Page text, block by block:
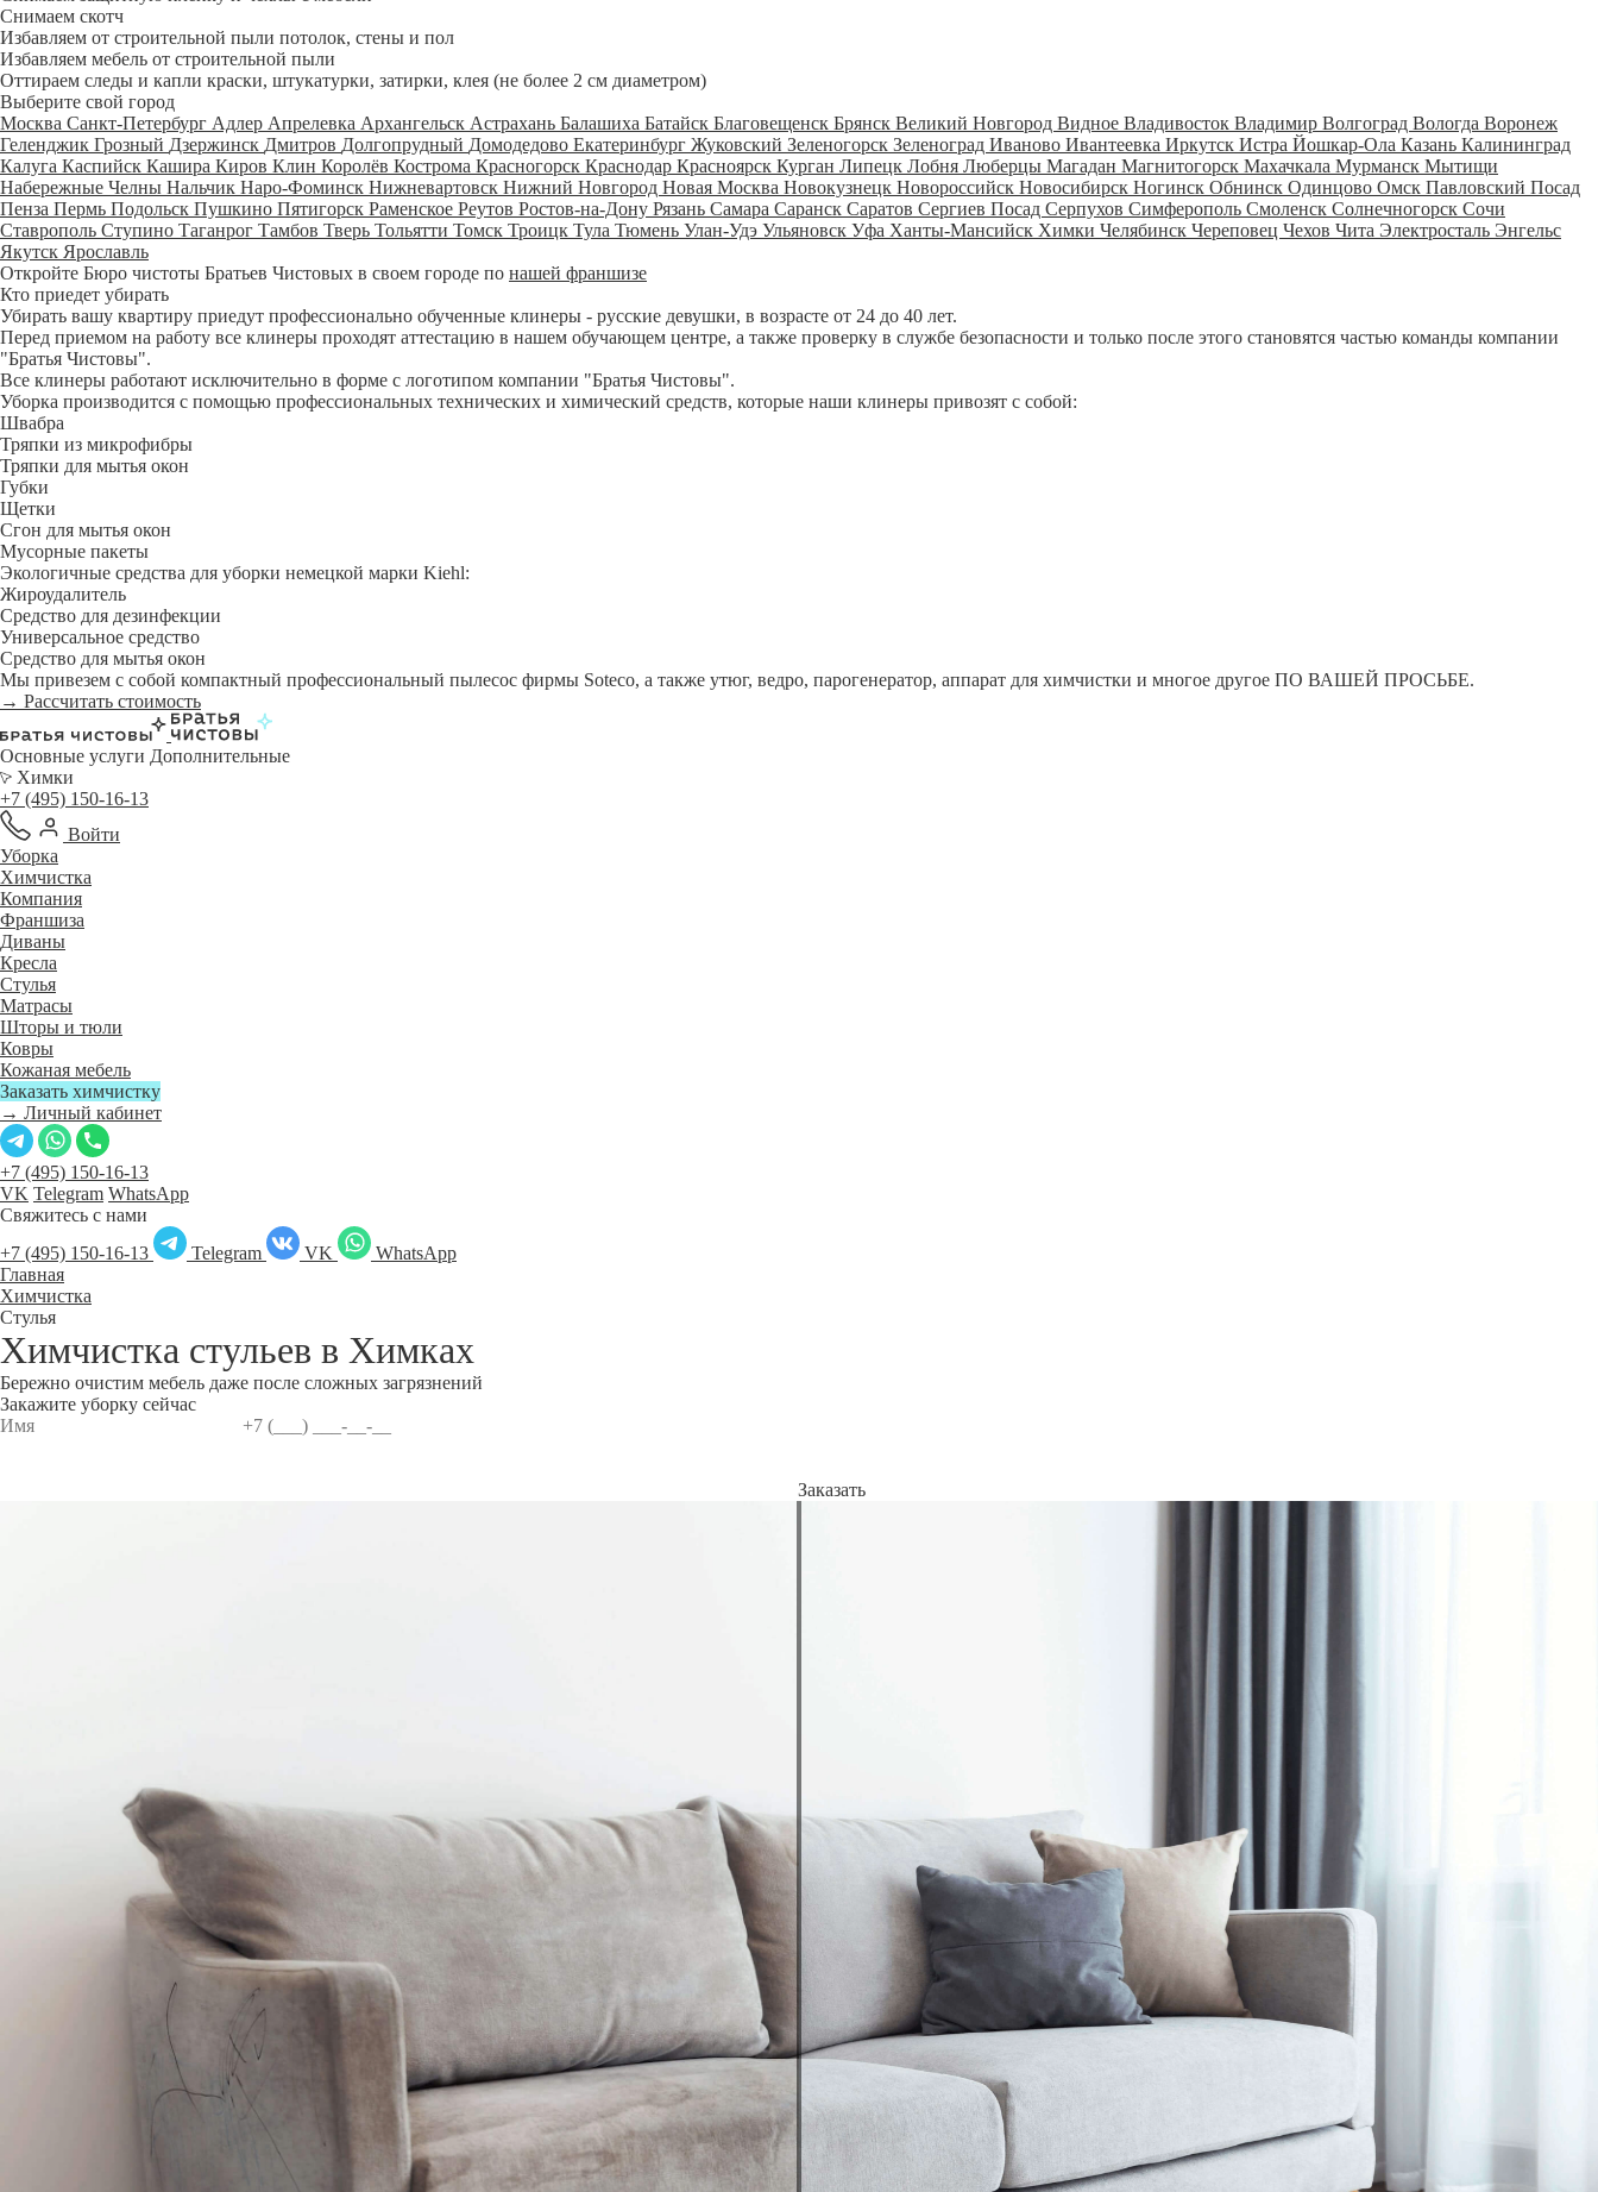
Снимаем скотч
Избавляем от строительной пыли потолок, стены и пол
Избавляем мебель от строительной пыли
Оттираем следы и капли краски, штукатурки, затирки, клея (не более 2 см диаметром)
Выберите свой город
Москва Санкт-Петербург Адлер Апрелевка Архангельск Астрахань Балашиха Батайск Благовещенск Брянск Великий Новгород Видное Владивосток Владимир Волгоград Вологда Воронеж
Геленджик Грозный Дзержинск Дмитров Долгопрудный Домодедово Екатеринбург Жуковский Зеленогорск Зеленоград Иваново Ивантеевка Иркутск Истра Йошкар-Ола Казань Калининград
Калуга Каспийск Кашира Киров Клин Королёв Кострома Красногорск Краснодар Красноярск Курган Липецк Лобня Люберцы Магадан Магнитогорск Махачкала Мурманск Мытищи
Набережные Челны Нальчик Наро-Фоминск Нижневартовск Нижний Новгород Новая Москва Новокузнецк Новороссийск Новосибирск Ногинск Обнинск Одинцово Омск Павловский Посад
Пенза Пермь Подольск Пушкино Пятигорск Раменское Реутов Ростов-на-Дону Рязань Самара Саранск Саратов Сергиев Посад Серпухов Симферополь Смоленск Солнечногорск Сочи
Ставрополь Ступино Таганрог Тамбов Тверь Тольятти Томск Троицк Тула Тюмень Улан-Удэ Ульяновск Уфа Ханты-Мансийск Химки Челябинск Череповец Чехов Чита Электросталь Энгельс
Якутск Ярославль
Откройте Бюро чистоты Братьев Чистовых в своем городе по нашей франшизе
Кто приедет убирать
Убирать вашу квартиру приедут профессионально обученные клинеры - русские девушки, в возрасте от 24 до 40 лет.
Перед приемом на работу все клинеры проходят аттестацию в нашем обучающем центре, а также проверку в службе безопасности и только после этого становятся частью команды компании
"Братья Чистовы".
Все клинеры работают исключительно в форме с логотипом компании "Братья Чистовы".
Уборка производится с помощью профессиональных технических и химический средств, которые наши клинеры привозят с собой:
Швабра
Тряпки из микрофибры
Тряпки для мытья окон
Губки
Щетки
Сгон для мытья окон
Мусорные пакеты
Экологичные средства для уборки немецкой марки Kiehl:
Жироудалитель
Средство для дезинфекции
Универсальное средство
Средство для мытья окон
Мы привезем с собой компактный профессиональный пылесос фирмы Soteco, а также утюг, ведро, парогенератор, аппарат для химчистки и многое другое ПО ВАШЕЙ ПРОСЬБЕ.
→ Рассчитать стоимость
Основные услуги Дополнительные
Химки
+7 (495) 150-16-13
Войти
Уборка
Химчистка
Компания
Франшиза
Диваны
Кресла
Стулья
Матрасы
Шторы и тюли
Ковры
Кожаная мебель
Заказать химчистку
→ Личный кабинет
+7 (495) 150-16-13
VK Telegram WhatsApp
Свяжитесь с нами
+7 (495) 150-16-13
Telegram VK
WhatsApp
Главная
Химчистка
Стулья
Химчистка стульев в Химках
Бережно очистим мебель даже после сложных загрязнений
Закажите уборку сейчас
Заказать